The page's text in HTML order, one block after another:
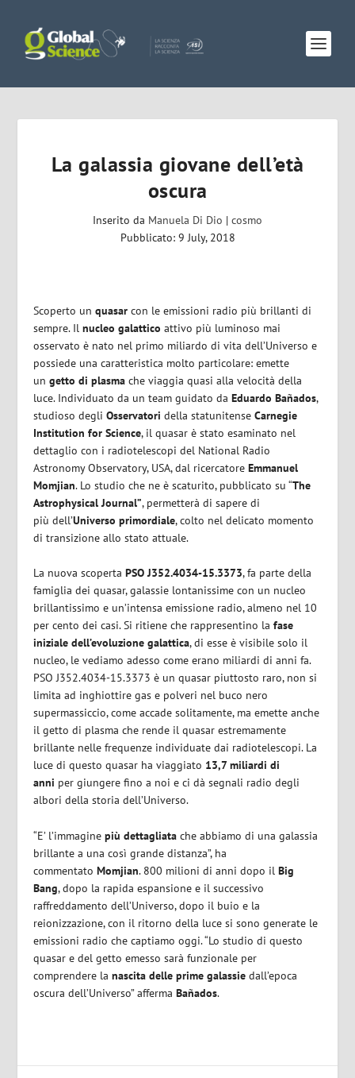
La galassia giovane dell’età
oscura
Inserito da Manuela Di Dio | cosmo
Pubblicato: 9 July, 2018
Scoperto unquasarcon le emissioni radio più brillanti di
sempre. Ilnucleo galattico attivo più luminoso mai
osservato è nato nel primo miliardo di vita dell’Universo e
possiede una caratteristica molto particolare: emette
ungetto di plasmache viaggia quasi alla velocità della
luce. Individuato da un team guidato daEduardo Bañados,
studioso degliOsservatoridella statunitenseCarnegie
Institution for Science, il quasar è stato esaminato nel
dettaglio con i radiotelescopi del National Radio
Astronomy Observatory, USA, dal ricercatoreEmmanuel
Momjian. Lo studio che ne è scaturito, pubblicato su “The
Astrophysical Journal”, permetterà di sapere di
più dell’Universo primordiale, colto nel delicato momento
di transizione allo stato attuale.
La nuova scoperta PSO J352.4034-15.3373, fa parte della
famiglia dei quasar, galassie lontanissime con un nucleo
brillantissimo e un’intensa emissione radio, almeno nel 10
per cento dei casi. Si ritiene che rappresentino la fase
iniziale dell’evoluzione galattica, di esse è visibile solo il
nucleo, le vediamo adesso come erano miliardi di anni fa.
PSO J352.4034-15.3373 è un quasar piuttosto raro, non si
limita ad inghiottire gas e polveri nel buco nero
supermassiccio, come accade solitamente, ma emette anche
il getto di plasma che rende il quasar estremamente
brillante nelle frequenze individuate dai radiotelescopi. La
luce di questo quasar ha viaggiato 13,7 miliardi di
anni per giungere fino a noi e ci dà segnali radio degli
albori della storia dell’Universo.
“E’ l’immaginepiù dettagliata che abbiamo di una galassia
brillante a una così grande distanza”, ha
commentatoMomjian. 800 milioni di anni dopo ilBig
Bang, dopo la rapida espansione e il successivo
raffreddamento dell’Universo, dopo il buio e la
reionizzazione, con il ritorno della luce si sono generate le
emissioni radio che captiamo oggi. “Lo studio di questo
quasar e del getto emesso sarà funzionale per
comprendere lanascita delle prime galassie dall’epoca
oscura dell’Universo” affermaBañados.